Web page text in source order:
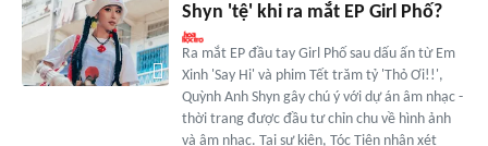
Shyn 'tệ' khi ra mắt EP Girl Phố?
Ra mắt EP đầu tay Girl Phố sau dấu ấn từ Em
Xinh 'Say Hi' và phim Tết trăm tỷ 'Thỏ Ơi!!',
Quỳnh Anh Shyn gây chú ý với dự án âm nhạc -
thời trang được đầu tư chỉn chu về hình ảnh
và âm nhạc. Tại sự kiện, Tóc Tiên nhận xét